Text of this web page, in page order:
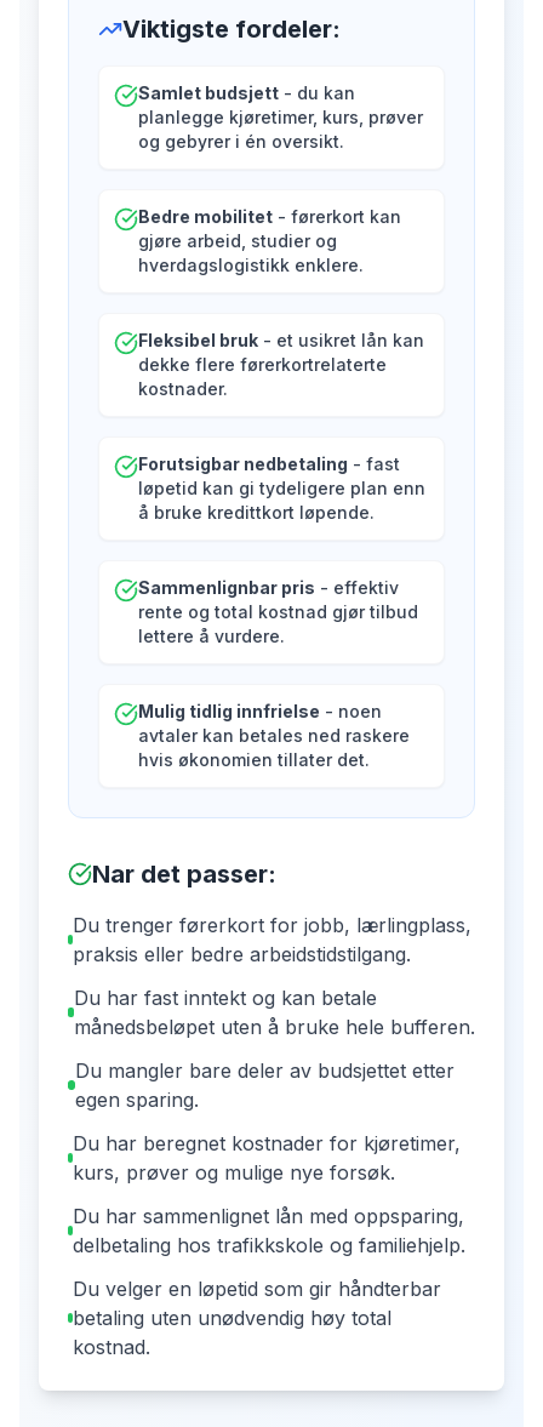
Viktigste fordeler:
Samlet budsjett - du kan
planlegge kjøretimer, kurs, prøver
og gebyrer i én oversikt.
Bedre mobilitet - førerkort kan
gjøre arbeid, studier og
hverdagslogistikk enklere.
Fleksibel bruk - et usikret lån kan
dekke flere førerkortrelaterte
kostnader.
Forutsigbar nedbetaling - fast
løpetid kan gi tydeligere plan enn
å bruke kredittkort løpende.
Sammenlignbar pris - effektiv
rente og total kostnad gjør tilbud
lettere å vurdere.
Mulig tidlig innfrielse - noen
avtaler kan betales ned raskere
hvis økonomien tillater det.
Nar det passer:
Du trenger førerkort for jobb, lærlingplass,
praksis eller bedre arbeidstidstilgang.
Du har fast inntekt og kan betale
månedsbeløpet uten å bruke hele bufferen.
Du mangler bare deler av budsjettet etter
egen sparing.
Du har beregnet kostnader for kjøretimer,
kurs, prøver og mulige nye forsøk.
Du har sammenlignet lån med oppsparing,
delbetaling hos trafikkskole og familiehjelp.
Du velger en løpetid som gir håndterbar
betaling uten unødvendig høy total
kostnad.